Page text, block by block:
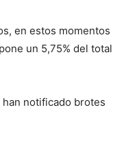
en estos momentos
un 5,75% del total
notificado brotes